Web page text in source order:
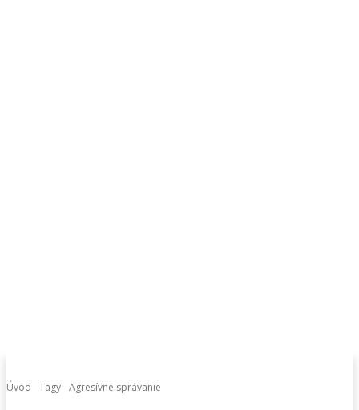
Úvod Tagy Agresívne správanie